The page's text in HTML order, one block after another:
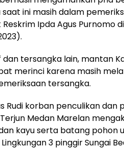
ini masih dalam
Ipda Agus Purnomo
tersangka lain, mantan
merinci karena masih
tersangka.
Rudi korban penculikan
Medan Marelan
kayu serta batang pohon
3 pinggir Sungai